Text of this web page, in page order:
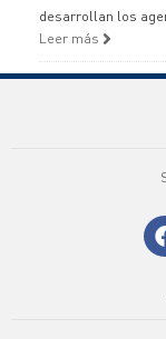
desarrollan los
Leer más